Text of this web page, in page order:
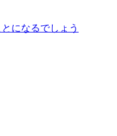
になるでしょう